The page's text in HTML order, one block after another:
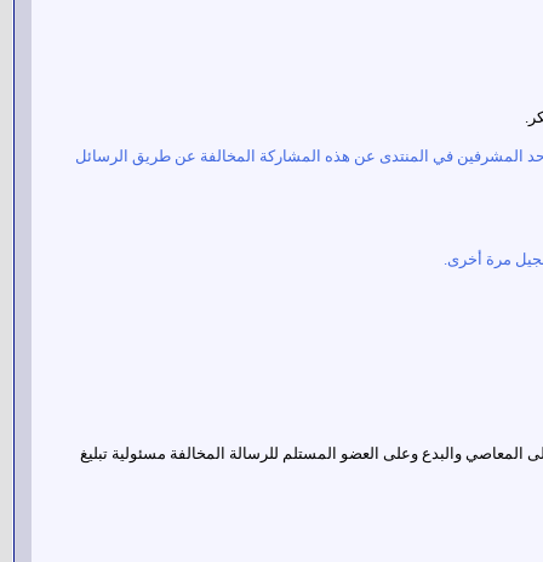
أحد المشرفين في المنتدى عن هذه المشاركة المخالفة عن طريق الرسائل
المعاصي والبدع وعلى العضو المستلم للرسالة المخالفة مسئولية تبليغ